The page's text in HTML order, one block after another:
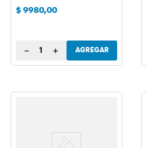
$9980,00
＋
－ AGREGAR